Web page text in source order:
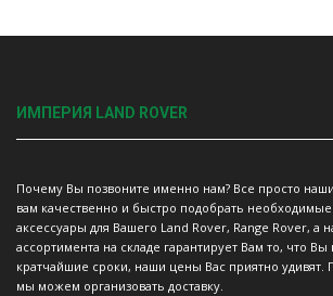
ИМПЕРИЯ LAND ROVER
Почему Вы позвоните именно нам? Все просто
вам качественно и быстро подобрать необходимые
аксессуары для Вашего Land Rover, Range Rover, а
ассортимента на складе гарантирует Вам то, что Вы
кратчайшие сроки, наши цены Вас приятно удивят.
мы можем организовать доставку.